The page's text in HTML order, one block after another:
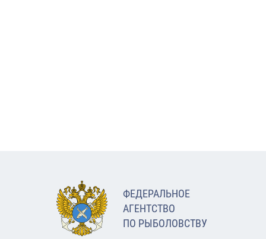
ФЕДЕРАЛЬНОЕ
АГЕНТСТВО
ПО РЫБОЛОВСТВУ